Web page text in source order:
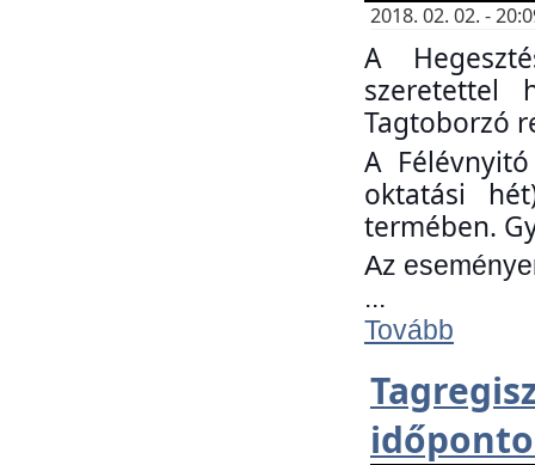
2018. 02. 02. -
A
szeretettel
Tagtoborzó
A
oktatási
termében.
Az
...
Tovább